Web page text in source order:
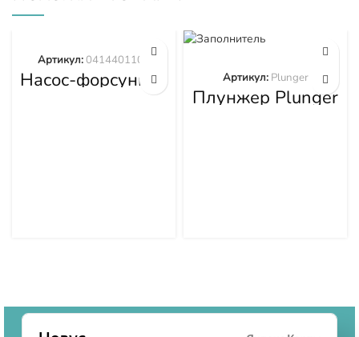
Насос-форсунка
0414401105
Артикул:0414401105
Плунжер Plunger
Артикул: Plunger